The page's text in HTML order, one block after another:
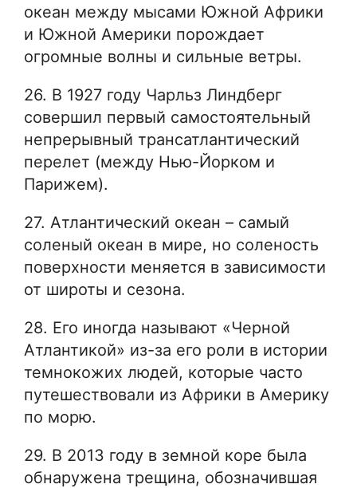
океан между мысами Южной Африки
и Южной Америки порождает
огромные волны и сильные ветры.
26. В 1927 году Чарльз Линдберг
совершил первый самостоятельный
непрерывный трансатлантический
перелет (между Нью-Йорком и
Парижем).
27. Атлантический океан – самый
соленый океан в мире, но соленость
поверхности меняется в зависимости
от широты и сезона.
28. Его иногда называют «Черной
Атлантикой» из-за его роли в истории
темнокожих людей, которые часто
путешествовали из Африки в Америку
по морю.
29. В 2013 году в земной коре была
обнаружена трещина, обозначившая